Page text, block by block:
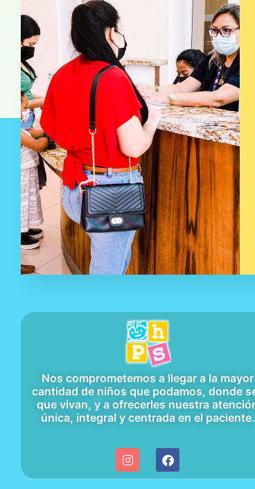
Nos comprometemos a llegar a la mayor
cantidad de niños que podamos, donde
que vivan, y a ofrecerles nuestra
única, integral y centrada en el paciente.